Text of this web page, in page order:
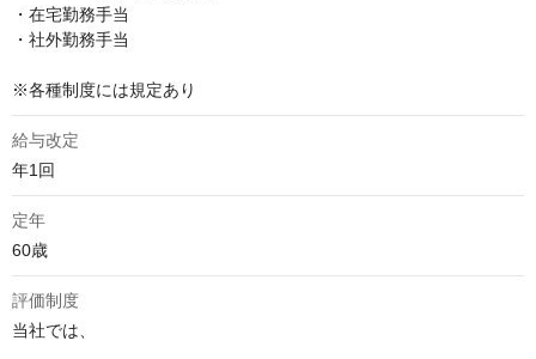
・在宅勤務手当
・社外勤務手当
※各種制度には規定あり
給与改定
年1回
定年
60歳
評価制度
当社では、